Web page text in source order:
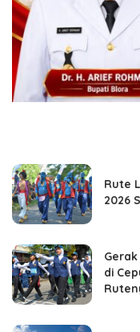
Rute
2026
Gerak
di